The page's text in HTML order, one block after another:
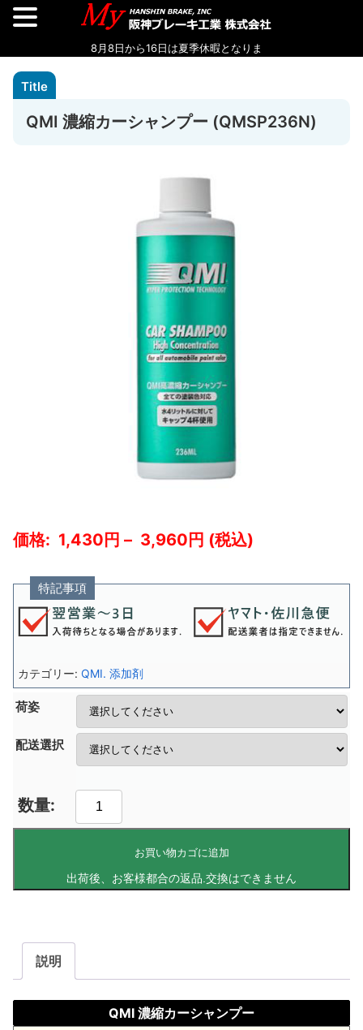
QMI 濃縮カーシャンプー (QMSP236N)
1,430 – 3,960
特記事項
荷姿
配送選択
お買い物カゴに追加
カテゴリー: QMI. 添加剤
説明
QMI 濃縮カーシャンプー